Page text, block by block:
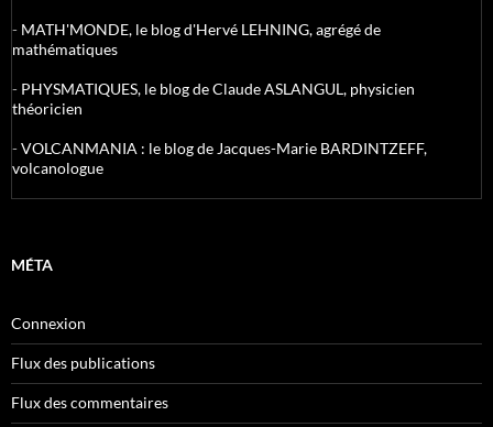
- MATH'MONDE, le blog d'Hervé LEHNING, agrégé de
mathématiques
- PHYSMATIQUES, le blog de Claude ASLANGUL, physicien
théoricien
-VOLCANMANIA : le blog de Jacques-Marie BARDINTZEFF,
volcanologue
MÉTA
Connexion
Flux des publications
Flux des commentaires